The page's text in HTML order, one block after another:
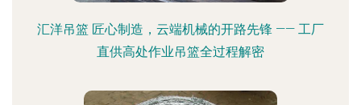
汇洋吊篮 匠心制造，云端机械的开路先锋 —— 工厂
直供高处作业吊篮全过程解密